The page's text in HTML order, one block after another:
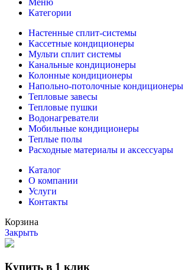
Категории
Настенные сплит-системы
Кассетные кондиционеры
Мульти сплит системы
Канальные кондиционеры
Колонные кондиционеры
Напольно-потолочные кондиционеры
Тепловые завесы
Тепловые пушки
Водонагреватели
Мобильные кондиционеры
Теплые полы
Расходные материалы и аксессуары
Каталог
О компании
Услуги
Контакты
Корзина
Закрыть
Купить в 1 клик